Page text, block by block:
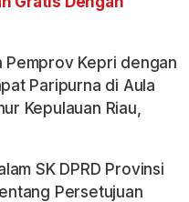
Pemprov Kepri dengan
Paripurna di Aula
Kepulauan Riau,
SK DPRD Provinsi
Persetujuan